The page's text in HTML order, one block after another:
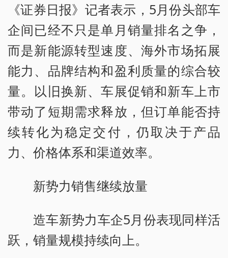
《证券日报》记者表示，5月份头部车
企间已经不只是单月销量排名之争，
而是新能源转型速度、海外市场拓展
能力、品牌结构和盈利质量的综合较
量。以旧换新、车展促销和新车上市
带动了短期需求释放，但订单能否持
续转化为稳定交付，仍取决于产品
力、价格体系和渠道效率。
新势力销售继续放量
造车新势力车企5月份表现同样活
跃，销量规模持续向上。